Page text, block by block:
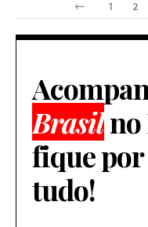
1 2
Brasilno
fique
tudo!